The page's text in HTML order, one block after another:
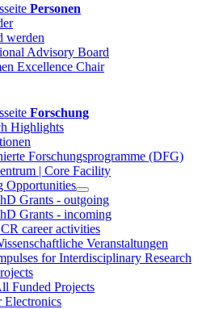
Personen
werden
Advisory Board
Excellence Chair
Forschung
Highlights
Forschungsprogramme (DFG)
| Core Facility
Opportunities
Grants - outgoing
Grants - incoming
career activities
Veranstaltungen
for Interdisciplinary Research
Funded Projects
Electronics